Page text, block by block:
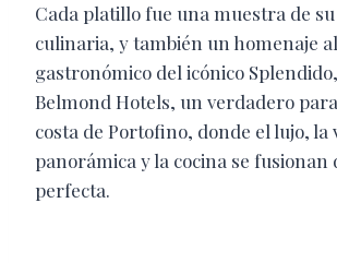
Cada platillo fue una muestra de
culinaria, y también un homenaje
gastronómico del icónico
Belmond Hotels, un verdadero
costa de Portofino, donde el lujo, la
panorámica y la cocina se fusionan
perfecta.